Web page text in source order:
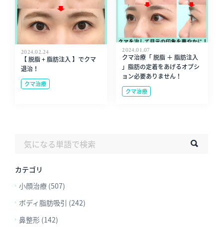
2024.02.24
【 脱脂 + 脂肪注入 】でクマ
退治！
クマ治療
2024.01.07
クマ治療「 脱脂 ＋ 脂肪注入
」脂肪の定着をあげるオプシ
ョン必要ありません！
クマ治療
カテゴリ
小顔治療 (507)
ボディ脂肪吸引 (242)
鼻整形 (142)